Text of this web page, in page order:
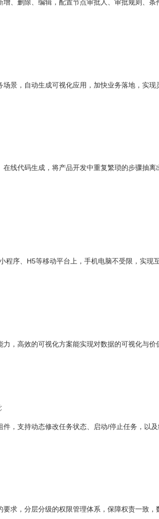
、删除、编辑，配置节点审批人、审批规则、条
景，自动生成可视化应用，加快业务落地，实现
线代码生成，将产品开发中重复繁琐的步骤抽
程序、H5等移动平台上，手机电脑不受限，实现
，高效的可视化方案能实现对数据的可视化与价
，支持动态修改任务状态、启动/停止任务，以及
求，分层分级的权限管理体系，保障权责一致，